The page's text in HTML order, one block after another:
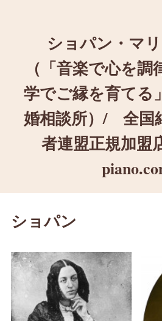
ショパン・マ
（「音楽で心を
学でご縁を育てる
婚相談所）/ 全国
者連盟正規加盟
ショパン